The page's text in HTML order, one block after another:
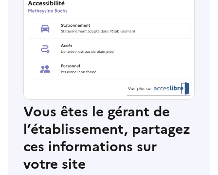
Vous êtes le gérant de
l’établissement, partagez
ces informations sur
votre site